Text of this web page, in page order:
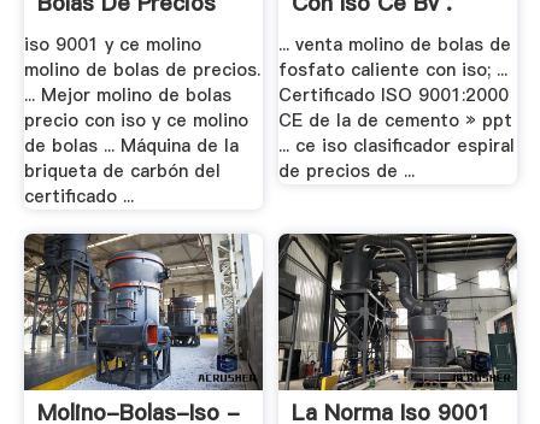
iso 9001 y ce molino
molino de bolas de precios.
... Mejor molino de bolas
precio con iso y ce molino
de bolas ... Máquina de la
briqueta de carbón del
certificado ...
... venta molino de bolas de
fosfato caliente con iso; ...
Certificado ISO 9001:2000
CE de la de cemento » ppt
... ce iso clasificador espiral
de precios de ...
Molino-Bolas-Iso -
La Norma Iso 9001